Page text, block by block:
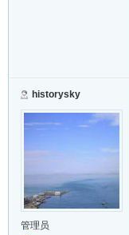
historysky
管理员